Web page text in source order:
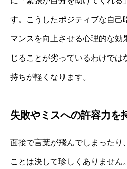
す。こうしたポジティブな自己
マンスを向上させる心理的な効
じることが劣っているわけで
持ちが軽くなります。
失敗やミスへの許容力を
面接で言葉が飛んでしまったり
ことは決して珍しくありません